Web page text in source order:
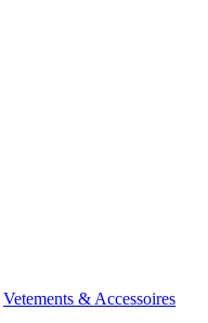
Vetements & Accessoires